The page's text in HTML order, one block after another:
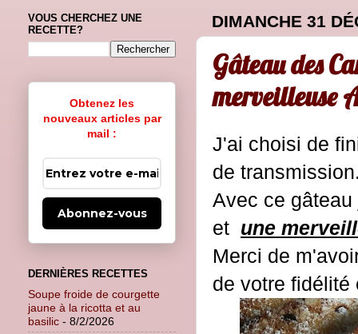
DIMANCHE 31
Gâteau des
merveilleuse
J'ai choisi de
de
Avec ce
et une
Merci de
de votre fidélité
VOUS CHERCHEZ UNE
RECETTE?
Obtenez les
nouveaux articles par
mail :
Abonnez-vous
DERNIÈRES RECETTES
Soupe froide de courgette
jaune à la ricotta et au
basilic - 8/2/2026